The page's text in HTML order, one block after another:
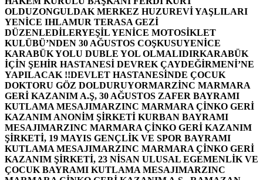
OLDUZONGULDAK MERKEZ HUZUREVİ YAŞLILARI
YENİCE IHLAMUR TERASA GEZİ
DÜZENLEDİLERYEŞİL YENİCE MOTOSİKLET
KULÜBÜ’NDEN 30 AĞUSTOS COŞKUSUYENİCE
KARABÜK YOLU DUBLE YOL OLMALIDIRKARABÜK
İÇİN ŞEHİR HASTANESİ DEVREK ÇAYDEĞİRMENİ’NE
YAPILACAK !!DEVLET HASTANESİNDE ÇOCUK
DOKTORU GÖZ DOLDURUYORMARZİNC MARMARA
GERİ KAZANIM A.Ş, 30 AĞUSTOS ZAFER BAYRAMI
KUTLAMA MESAJIMARZINC MARMARA ÇİNKO GERİ
KAZANIM ANONİM ŞİRKETİ KURBAN BAYRAMI
MESAJIMARZINC MARMARA ÇİNKO GERİ KAZANIM
ŞİRKETİ, 19 MAYIS GENÇLİK VE SPOR BAYRAMI
KUTLAMA MESAJIMARZINC MARMARA ÇİNKO GERİ
KAZANIM ŞİRKETİ, 23 NİSAN ULUSAL EGEMENLİK VE
ÇOCUK BAYRAMI KUTLAMA MESAJIMARZINC